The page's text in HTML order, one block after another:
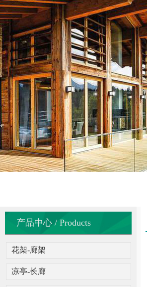
产品中心 / Products
花架-廊架
凉亭-长廊